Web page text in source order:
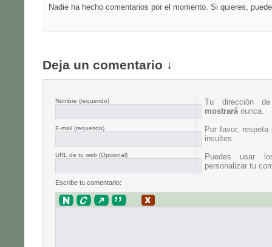
Nadie ha hecho comentarios por el momento. Si quieres,
Deja un comentario ↓
Nombre (requerido)
E-mail (requerido)
URL de tu web (Opcional)
Tu dirección
mostraránunca.
Por favor,
insultes.
Puedes usar
personalizar tu
Escribe tu comentario: